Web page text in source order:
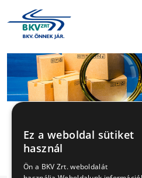
M3
Ez a weboldal sütiket
használ
Ön a BKV Zrt. weboldalát